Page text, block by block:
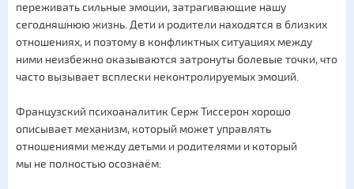
переживать сильные эмоции, затрагивающие нашу
сегодняшнюю жизнь. Дети и родители находятся в близких
отношениях, и поэтому в конфликтных ситуациях между
ними неизбежно оказываются затронуты болевые точки, что
часто вызывает всплески неконтролируемых эмоций.
Французский психоаналитик Серж Тиссерон хорошо
описывает механизм, который может управлять
отношениями между детьми и родителями и который
мы не полностью осознаём: